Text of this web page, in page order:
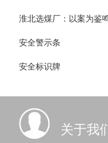
淮北选煤厂：以案为鉴
安全警示条
安全标识牌
关于我